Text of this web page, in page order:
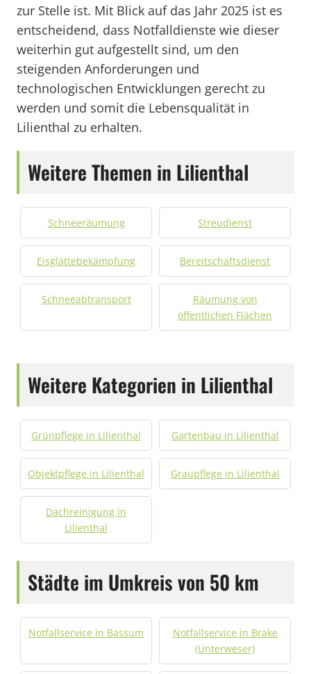
zur Stelle ist. Mit Blick auf das Jahr 2025 ist es
entscheidend, dass Notfalldienste wie dieser
weiterhin gut aufgestellt sind, um den
steigenden Anforderungen und
technologischen Entwicklungen gerecht zu
werden und somit die Lebensqualität in
Lilienthal zu erhalten.
Weitere Themen in Lilienthal
Schneeräumung Streudienst
Eisglättebekämpfung Bereitschaftsdienst
Schneeabtransport
Räumung von
öffentlichen Flächen
Weitere Kategorien in Lilienthal
Grünpflege in Lilienthal Gartenbau in Lilienthal
Objektpflege in Lilienthal Graupflege in Lilienthal
Dachreinigung in
Lilienthal
Städte im Umkreis von 50 km
Notfallservice in Bassum
Notfallservice in Brake
(Unterweser)